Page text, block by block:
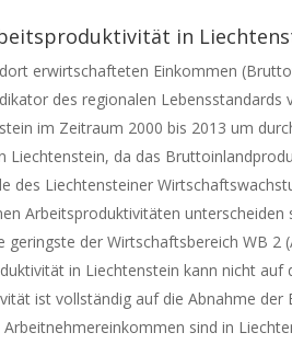
in
erwirtschafteten Einkommen
des regionalen Lebensstandards
im Zeitraum 2000 bis 2013 um
da das
des Liechtensteiner
Arbeitsproduktivitäten
der Wirtschaftsbereich WB 2
in Liechtenstein kann nicht
ist vollständig auf die Abnahme
sind in